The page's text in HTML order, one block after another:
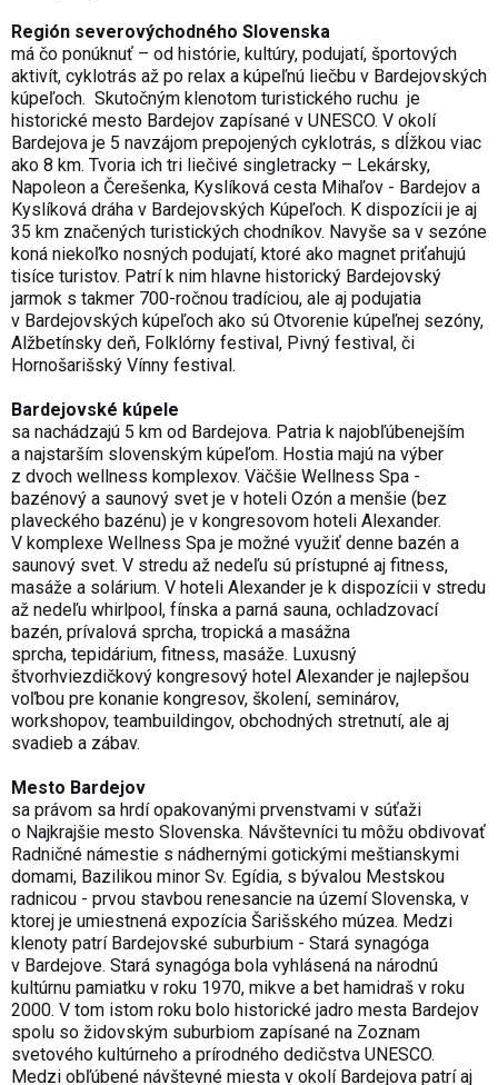
Región severovýchodného Slovenska
má čo ponúknuť – od histórie, kultúry, podujatí, športových
aktivít, cyklotrás až po relax a kúpeľnú liečbu v Bardejovských
kúpeľoch. Skutočným klenotom turistického ruchu je
historické mesto Bardejov zapísané v UNESCO. V okolí
Bardejova je 5 navzájom prepojených cyklotrás, s dĺžkou viac
ako 8 km. Tvoria ich tri liečivé singletracky – Lekársky,
Napoleon a Čerešenka, Kyslíková cesta Mihaľov - Bardejov a
Kyslíková dráha v Bardejovských Kúpeľoch. K dispozícii je aj
35 km značených turistických chodníkov. Navyše sa v sezóne
koná niekoľko nosných podujatí, ktoré ako magnet priťahujú
tisíce turistov. Patrí k nim hlavne historický Bardejovský
jarmok s takmer 700-ročnou tradíciou, ale aj podujatia
v Bardejovských kúpeľoch ako sú Otvorenie kúpeľnej sezóny,
Alžbetínsky deň, Folklórny festival, Pivný festival, či
Hornošarišský Vínny festival.
Bardejovské kúpele
sa nachádzajú 5 km od Bardejova. Patria k najobľúbenejším
a najstarším slovenským kúpeľom. Hostia majú na výber
z dvoch wellness komplexov. Väčšie Wellness Spa -
bazénový a saunový svet je v hoteli Ozón a menšie (bez
plaveckého bazénu) je v kongresovom hoteli Alexander.
V komplexe Wellness Spa je možné využiť denne bazén a
saunový svet. V stredu až nedeľu sú prístupné aj fitness,
masáže a solárium. V hoteli Alexander je k dispozícii v stredu
až nedeľu whirlpool, fínska a parná sauna, ochladzovací
bazén, prívalová sprcha, tropická a masážna
sprcha, tepidárium, fitness, masáže. Luxusný
štvorhviezdičkový kongresový hotel Alexander je najlepšou
voľbou pre konanie kongresov, školení, seminárov,
workshopov, teambuildingov, obchodných stretnutí, ale aj
svadieb a zábav.
Mesto Bardejov
sa právom sa hrdí opakovanými prvenstvami v súťaži
o Najkrajšie mesto Slovenska. Návštevníci tu môžu obdivovať
Radničné námestie s nádhernými gotickými meštianskymi
domami, Bazilikou minor Sv. Egídia, s bývalou Mestskou
radnicou - prvou stavbou renesancie na území Slovenska, v
ktorej je umiestnená expozícia Šarišského múzea. Medzi
klenoty patrí Bardejovské suburbium - Stará synagóga
v Bardejove. Stará synagóga bola vyhlásená na národnú
kultúrnu pamiatku v roku 1970, mikve a bet hamidraš v roku
2000. V tom istom roku bolo historické jadro mesta Bardejov
spolu so židovským suburbiom zapísané na Zoznam
svetového kultúrneho a prírodného dedičstva UNESCO.
Medzi obľúbené návštevné miesta v okolí Bardejova patrí aj